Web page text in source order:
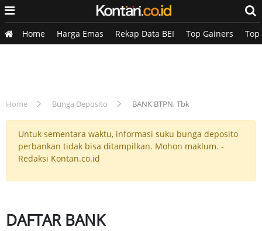
Home Harga Emas Rekap Data BEI Top Gainers Top
Home Bunga Deposito BANK BTPN, Tbk
Untuk sementara waktu, informasi suku bunga deposito
perbankan tidak bisa ditampilkan. Mohon maklum. -
Redaksi Kontan.co.id
DAFTAR BANK